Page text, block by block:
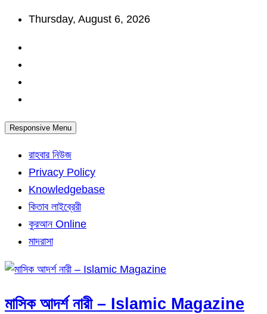
Skip
content
Thursday, August 6, 2026
Responsive Menu
রাহবার নিউজ
Privacy Policy
Knowledgebase
কিতাব লাইব্রেরী
কুরআন Online
মাদরাসা
মাসিক আদর্শ নারী – Islamic Magazine